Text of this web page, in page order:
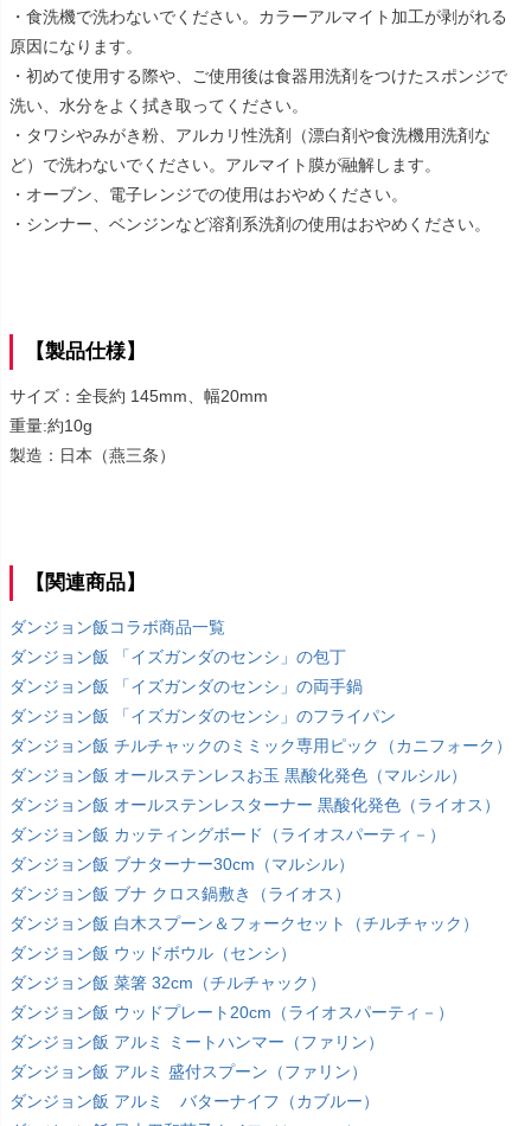
・食洗機で洗わないでください。カラーアルマイト加工が剥がれる
原因になります。
・初めて使用する際や、ご使用後は食器用洗剤をつけたスポンジで
洗い、水分をよく拭き取ってください。
・タワシやみがき粉、アルカリ性洗剤（漂白剤や食洗機用洗剤な
ど）で洗わないでください。アルマイト膜が融解します。
・オーブン、電子レンジでの使用はおやめください。
・シンナー、ベンジンなど溶剤系洗剤の使用はおやめください。
【製品仕様】
サイズ：全長約 145mm、幅20mm
重量:約10g
製造：日本（燕三条）
【関連商品】
ダンジョン飯コラボ商品一覧
ダンジョン飯 「イズガンダのセンシ」の包丁
ダンジョン飯 「イズガンダのセンシ」の両手鍋
ダンジョン飯 「イズガンダのセンシ」のフライパン
ダンジョン飯 チルチャックのミミック専用ピック（カニフォーク）
ダンジョン飯 オールステンレスお玉 黒酸化発色（マルシル）
ダンジョン飯 オールステンレスターナー 黒酸化発色（ライオス）
ダンジョン飯 カッティングボード（ライオスパーティ－）
ダンジョン飯 ブナターナー30cm（マルシル）
ダンジョン飯 ブナ クロス鍋敷き（ライオス）
ダンジョン飯 白木スプーン＆フォークセット（チルチャック）
ダンジョン飯 ウッドボウル（センシ）
ダンジョン飯 菜箸 32cm（チルチャック）
ダンジョン飯 ウッドプレート20cm（ライオスパーティ－）
ダンジョン飯 アルミ ミートハンマー（ファリン）
ダンジョン飯 アルミ 盛付スプーン（ファリン）
ダンジョン飯 アルミ バターナイフ（カブルー）